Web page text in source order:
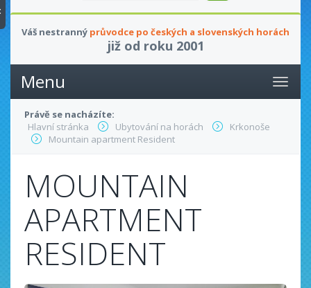
Váš nestranný průvodce po českých a slovenských horách
již od roku 2001
Menu
Právě se nacházíte:
Hlavní stránka
Ubytování na horách
Krkonoše
Mountain apartment Resident
MOUNTAIN
APARTMENT
RESIDENT